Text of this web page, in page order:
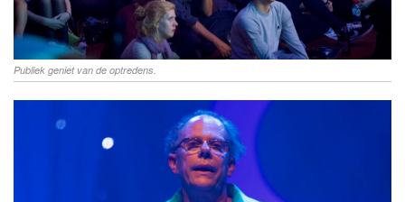
Publiek geniet van de optredens.